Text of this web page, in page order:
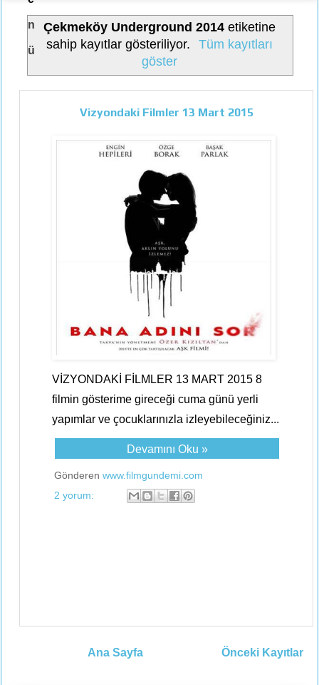
n
ü
Çekmeköy Underground 2014 etiketine
sahip kayıtlar gösteriliyor.
Tüm kayıtları
göster
Vizyondaki Filmler 13 Mart 2015
VİZYONDAKİ FİLMLER 13 MART 2015 8
filmin gösterime gireceği cuma günü yerli
yapımlar ve çocuklarınızla izleyebileceğiniz...
Devamını Oku »
Gönderen www.filmgundemi.com
2 yorum:
Önceki Kayıtlar
Ana Sayfa